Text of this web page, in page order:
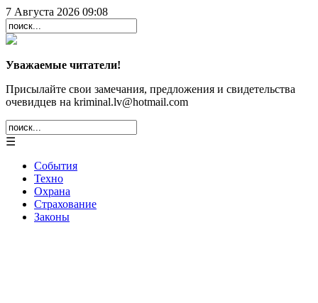
7 Августа 2026 09:08
Уважаемые читатели!
Присылайте свои замечания, предложения и свидетельства
очевидцев на kriminal.lv@hotmail.com
☰
События
Техно
Охрана
Страхование
Законы